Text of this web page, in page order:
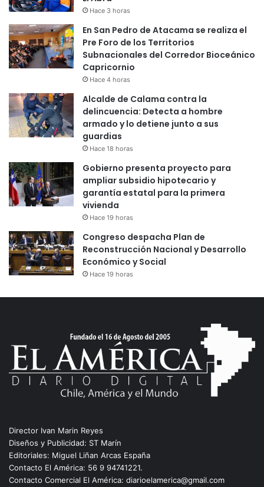
Hace 3 horas
En San Pedro de Atacama se realiza el
Pre Foro de los Territorios
Subnacionales del Corredor Bioceánico
Capricornio
Hace 4 horas
Alcalde de Calama contra la
delincuencia: Detecta a hombre
armado y lo detiene junto a sus
guardias
Hace 18 horas
Gobierno presenta proyecto para
ampliar subsidio hipotecario y
garantía estatal para la primera
vivienda
Hace 19 horas
Congreso despacha Plan de
Reconstrucción Nacional y Desarrollo
Económico y Social
Hace 19 horas
Director Ivan Marin Reyes
Diseños y Publicidad: ST Marín
Editoriales: Miguel Liñan Arcas España
Contacto El América: 56 9 94741221.
Contacto Comercial El América: diarioelamerica@gmail.com